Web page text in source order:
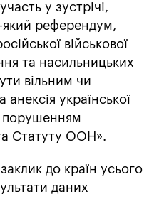
у зустрічі,
який референдум,
військової
та насильницьких
вільним чи
української
порушенням
Статуту ООН».
до країн усього
даних